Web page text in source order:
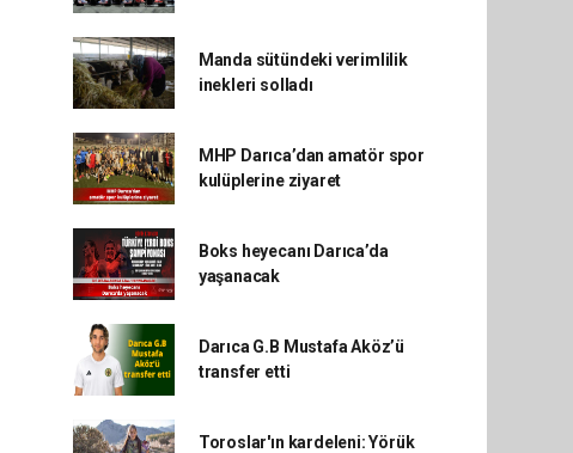
Manda sütündeki verimlilik
inekleri solladı
MHP Darıca’dan amatör spor
kulüplerine ziyaret
Boks heyecanı Darıca’da
yaşanacak
Darıca G.B Mustafa Aköz’ü
transfer etti
Toroslar'ın kardeleni: Yörük